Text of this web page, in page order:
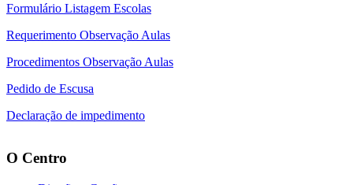
Formulário Listagem Escolas
Requerimento Observação Aulas
Procedimentos Observação Aulas
Pedido de Escusa
Declaração de impedimento
O Centro